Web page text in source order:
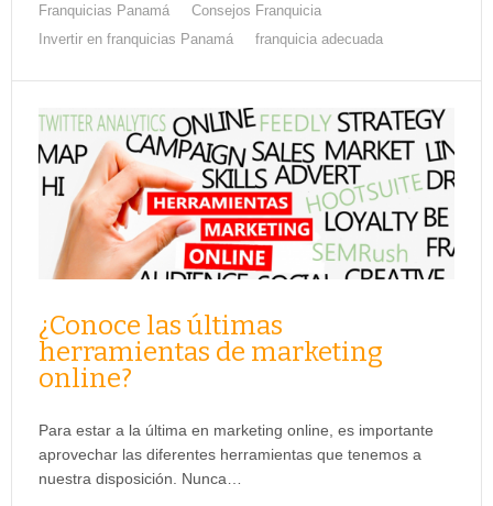
Franquicias Panamá
Consejos Franquicia
Invertir en franquicias Panamá
franquicia adecuada
¿Conoce las últimas
herramientas de marketing
online?
Para estar a la última en marketing online, es importante
aprovechar las diferentes herramientas que tenemos a
nuestra disposición. Nunca…